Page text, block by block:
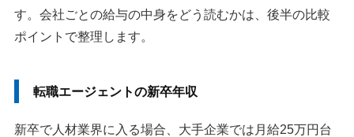
す。会社ごとの給与の中身をどう読むかは、後半の比較
ポイントで整理します。
転職エージェントの新卒年収
新卒で人材業界に入る場合、大手企業では月給25万円台